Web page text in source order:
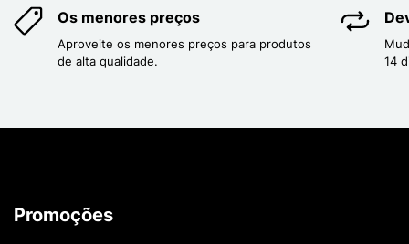
Os menores preços
Aproveite os menores preços para produtos
de alta qualidade.
14
Promoções